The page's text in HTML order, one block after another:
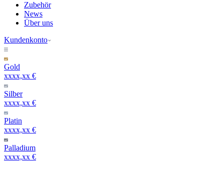
Zubehör
News
Über uns
Kundenkonto
Gold
xxxx,xx €
Silber
xxxx,xx €
Platin
xxxx,xx €
Palladium
xxxx,xx €